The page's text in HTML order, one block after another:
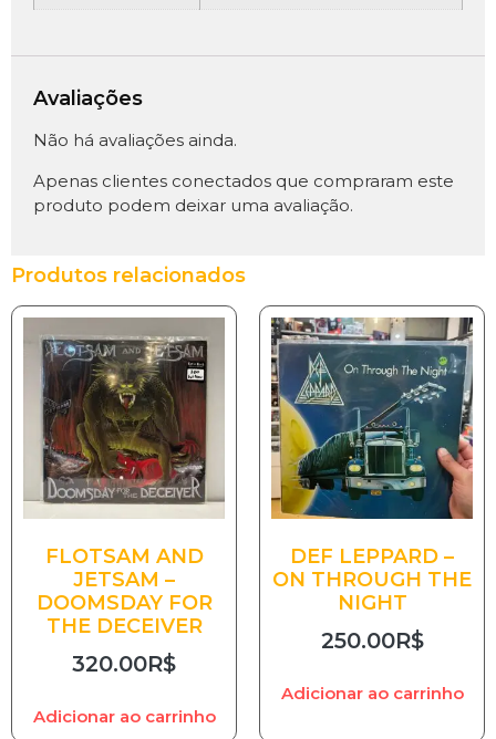
Avaliações
Não há avaliações ainda.
Apenas clientes conectados que compraram este
produto podem deixar uma avaliação.
Produtos relacionados
FLOTSAM AND
JETSAM –
DOOMSDAY FOR
THE DECEIVER
320.00R$
Adicionar ao carrinho
DEF LEPPARD –
ON THROUGH THE
NIGHT
250.00R$
Adicionar ao carrinho